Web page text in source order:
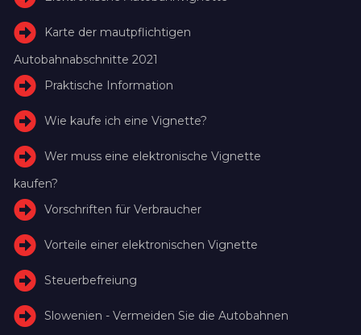
Karte der mautpflichtigen
Autobahnabschnitte 2021
Praktische Information
Wie kaufe ich eine Vignette?
Wer muss eine elektronische Vignette
kaufen?
Vorschriften für Verbraucher
Vorteile einer elektronischen Vignette
Steuerbefreiung
Slowenien - Vermeiden Sie die Autobahnen